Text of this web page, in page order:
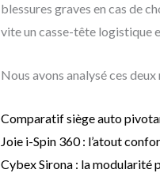
blessures graves en cas de
vite un casse-tête logistique
Nous avons analysé ces
Comparatif siège auto
Joie i-Spin 360 : l’atout
Cybex Sirona : la modularité